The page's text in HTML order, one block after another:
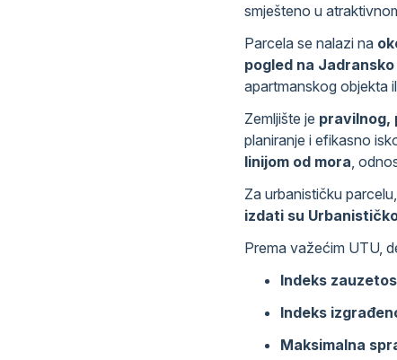
smješteno u
Parcela se nalazi na
pogled na
apartmanskog objekta
Zemljište je pravilnog,
planiranje i efikasno
linijom od mora,
Za urbanističku
izdati su
Prema važećim UTU,
Indeks
Indeks
Maksimalna